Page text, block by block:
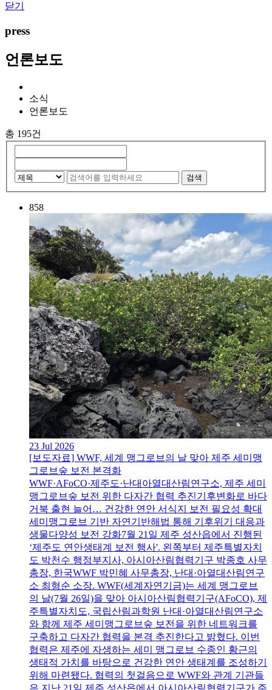
닫기
press
언론보도
소식
언론보도
총 195건
검색
858
23 Jul 2026
[보도자료] WWF, 세계 맹그로브의 날 맞아 제주 세미맹
그로브숲 보전 본격화
WWF·AFoCO·제주도·난대아열대산림연구소, 제주 세미
맹그로브숲 보전 위한 다자간 협력 추진기후변화로 바다
거북 출현 늘어… 건강한 연안 서식지 보전 필요성 확대
세미맹그로브 기반 자연기반해법 통해 기후위기 대응과
생물다양성 보전 강화7월 21일 제주 성산읍에서 진행된
‘제주도 연안생태계 보전 행사'. 왼쪽부터 제주특별자치
도 박천수 행정부지사, 아시아산림협력기구 박종호 사무
총장, 한국WWF 박민혜 사무총장, 난대·아열대산림연구
소 최형순 소장. WWF(세계자연기금)는 세계 맹그로브
의 날(7월 26일)을 맞아 아시아산림협력기구(AFoCO), 제
주특별자치도, 국립산림과학원 난대·아열대산림연구소
와 함께 제주 세미맹그로브숲 보전을 위한 네트워크를
구축하고 다자간 협력을 본격 추진한다고 밝혔다. 이번
협력은 제주에 자생하는 세미 맹그로브 수종인 황근의
생태적 가치를 바탕으로 건강한 연안 생태계를 조성하기
위해 마련됐다. 협력의 첫걸음으로 WWF와 관계 기관들